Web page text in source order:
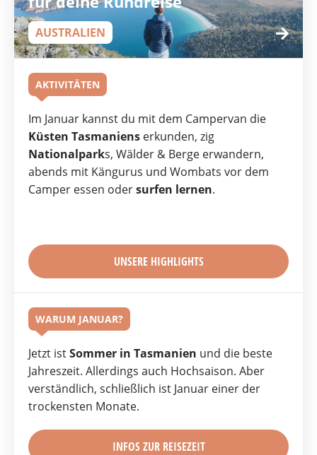
AUSTRALIEN
AKTIVITÄTEN
Im Januar kannst du mit dem Campervan die
Küsten Tasmaniens erkunden, zig
Nationalparks, Wälder & Berge erwandern,
abends mit Kängurus und Wombats vor dem
Camper essen odersurfen lernen.
UNSERE HIGHLIGHTS
WARUM JANUAR?
Jetzt istSommer in Tasmanien und die beste
Jahreszeit. Allerdings auch Hochsaison. Aber
verständlich, schließlich ist Januar einer der
trockensten Monate.
INFOS ZUR REISEZEIT